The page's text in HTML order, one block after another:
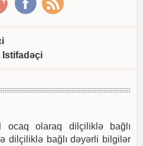
Istifadəçi
ocaq olaraq dilçiliklə bağlı
dilçiliklə bağlı dəyərli bilgilər